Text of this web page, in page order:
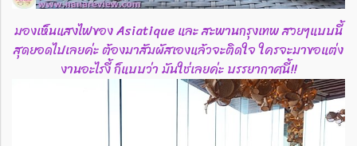
มองเห็นแสงไฟของ Asiatique และ สะพานกรุงเทพ สวยๆแบบนี้
สุดยอดไปเลยค่ะ ต้องมาสัมผัสเองแล้วจะติดใจ ใครจะมาขอแต่ง
งานอะไรงี้ ก็แบบว่า มันใช่เลยค่ะ บรรยากาศนี้!!